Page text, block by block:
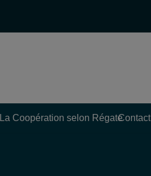
La Coopération selon RégateContact